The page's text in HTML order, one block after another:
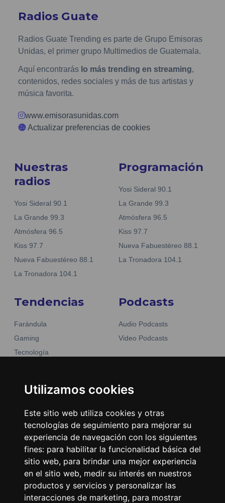
Utilizamos cookies
Este sitio web utiliza cookies y otras
tecnologías de seguimiento para mejorar su
experiencia de navegación con los siguientes
fines: para habilitar la funcionalidad básica del
sitio web, para brindar una mejor experiencia
en el sitio web, medir su interés en nuestros
productos y servicios y personalizar las
interacciones de marketing, para mostrar
Radios Guate
Radios Guate Trending es parte de Grupo Emisoras
Unidas, el primer grupo Multimedios de Guatemala.
Aquí encontrarás lo más trending en streaming,
contenidos, redes sociales y más de tus artistas y
música favorita.
www.emisorasunidas.com
Actualizar preferencias de cookies
Nuestras
radios
Yosi Sideral 90.1
La Grande 99.3
Atmósfera 96.5
Kiss 97.7
Nueva Fabuestéreo 88.1
La Tronadora 104.1
Programación
Yosi Sideral 90.1
La Grande 99.3
Atmósfera 96.5
Kiss 97.7
Nueva Fabuestéreo 88.1
La Tronadora 104.1
Tendencias
Farándula
Gaming
Tecnología
Noticias
Podcasts
Audio Podcasts
Video Podcasts
Emisoras Unidas
Encuéntranos
Contacto
Términos y condiciones
Directorio